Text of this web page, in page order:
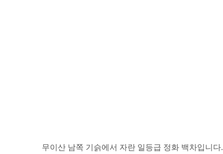
무이산 남쪽 기슭에서 자란 일등급 정화 백차입니다.